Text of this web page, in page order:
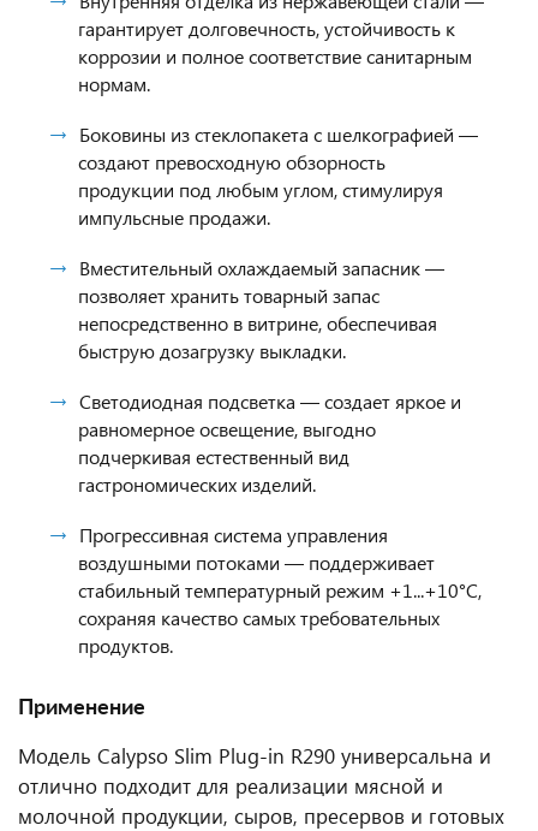
гарантирует долговечность, устойчивость к
коррозии и полное соответствие санитарным
нормам.
Боковины из стеклопакета с шелкографией —
создают превосходную обзорность
продукции под любым углом, стимулируя
импульсные продажи.
Вместительный охлаждаемый запасник —
позволяет хранить товарный запас
непосредственно в витрине, обеспечивая
быструю дозагрузку выкладки.
Светодиодная подсветка — создает яркое и
равномерное освещение, выгодно
подчеркивая естественный вид
гастрономических изделий.
Прогрессивная система управления
воздушными потоками — поддерживает
стабильный температурный режим +1...+10°C,
сохраняя качество самых требовательных
продуктов.
Применение
Модель Calypso Slim Plug-in R290 универсальна и
отлично подходит для реализации мясной и
молочной продукции, сыров, пресервов и готовых